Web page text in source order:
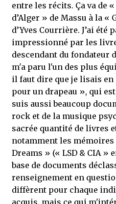
entre les récits. Ça va de
d’Alger » de Massu à la «
d’Yves Courrière. J’ai
impressionné par les
descendant du fondateur
m'a paru l'un des plus
il faut dire que je lisais
pour un drapeau », qui
suis aussi beaucoup
rock et de la musique
sacrée quantité de livres
notamment les
Dreams » (« LSD & CIA »
base de documents
renseignement en
diffèrent pour chaque
acquis, mais ce qui